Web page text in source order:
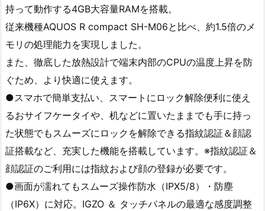
持って動作する4GB大容量RAMを搭載。
従来機種AQUOS R compact SH-M06と比べ、約1.5倍のメ
モリの処理能力を実現しました。
また、徹底した放熱設計で端末内部のCPUの温度上昇を防
ぐため、より快適に使えます。
●スマホで簡単支払い、スマートにロック解除便利に使え
るおサイフケータイや、机などに置いたままでも手に持っ
た状態でもスムーズにロックを解除できる指紋認証＆顔認
証搭載など、充実した機能を搭載しています。※指紋認証＆
顔認証のご利用には指紋および顔の登録が必要です。
●画面が濡れてもスムーズ操作防水（IPX5/8）・防塵
（IP6X）に対応。IGZO ＆ タッチパネルの最適な感度調整